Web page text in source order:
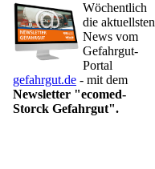
Wöchentlich
die aktuellsten
News vom
Gefahrgut-
Portal
gefahrgut.de - mit dem
Newsletter "ecomed-
Storck Gefahrgut".